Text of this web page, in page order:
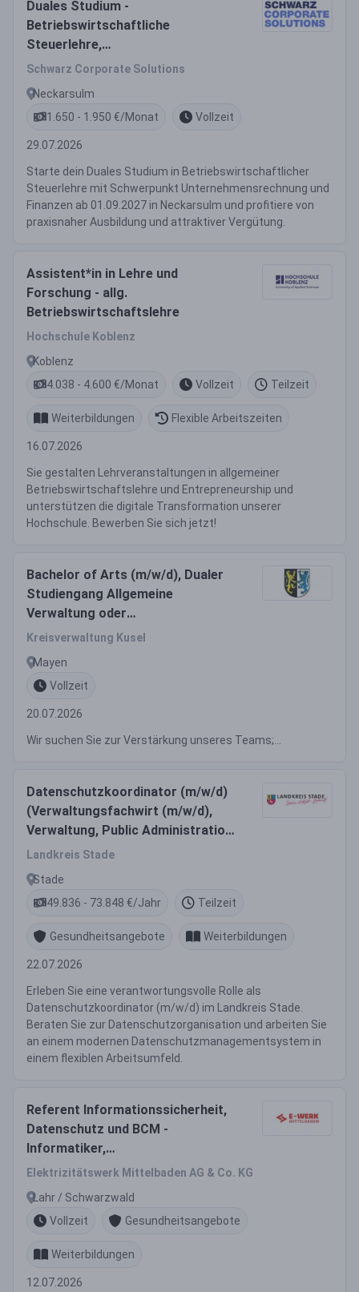
Duales Studium -
Betriebswirtschaftliche
Steuerlehre,
Unternehmensrechnung und
Schwarz Corporate Solutions
Neckarsulm
1.650 - 1.950 €/Monat
Vollzeit
29.07.2026
Starte dein Duales Studium in Betriebswirtschaftlicher
Steuerlehre mit Schwerpunkt Unternehmensrechnung und
Finanzen ab 01.09.2027 in Neckarsulm und profitiere von
praxisnaher Ausbildung und attraktiver Vergütung.
Assistent*in in Lehre und
Forschung - allg.
Betriebswirtschaftslehre
Hochschule Koblenz
Koblenz
4.038 - 4.600 €/Monat
Vollzeit Teilzeit
Weiterbildungen Flexible Arbeitszeiten
16.07.2026
Sie gestalten Lehrveranstaltungen in allgemeiner
Betriebswirtschaftslehre und Entrepreneurship und
unterstützen die digitale Transformation unserer
Hochschule. Bewerben Sie sich jetzt!
Bachelor of Arts (m/w/d), Dualer
Studiengang Allgemeine
Verwaltung oder
Verwaltungsbetriebswirtschaft –
Beamtenlaufbahn im Dritten
Einstiegsamt
Kreisverwaltung Kusel
Mayen
Vollzeit
20.07.2026
Wir suchen Sie zur Verstärkung unseres Teams;...
Datenschutzkoordinator (m/w/d)
(Verwaltungsfachwirt (m/w/d),
Verwaltung, Public Administration
/ Management,
Landkreis Stade
Stade
49.836 - 73.848 €/Jahr
Teilzeit
Gesundheitsangebote Weiterbildungen
22.07.2026
Erleben Sie eine verantwortungsvolle Rolle als
Datenschutzkoordinator (m/w/d) im Landkreis Stade.
Beraten Sie zur Datenschutzorganisation und arbeiten Sie
an einem modernen Datenschutzmanagementsystem in
einem flexiblen Arbeitsumfeld.
Referent Informationssicherheit,
Datenschutz und BCM -
Informatiker,
Wirtschaftsinformatiker,
Informationsverarbeitung o. ä.
(m/w/d) - Energieversorger
Elektrizitätswerk Mittelbaden AG & Co. KG
Lahr / Schwarzwald
Vollzeit
Gesundheitsangebote
Weiterbildungen
12.07.2026